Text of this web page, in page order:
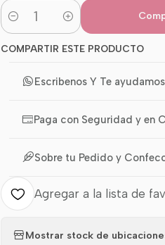
Cantidad
COMPARTIR ESTE PRODUCTO
Escribenos Y Te ayudamos
Paga con Seguridad y en
Sobre tu Pedido y
Agregar a la lista de
Mostrar stock de